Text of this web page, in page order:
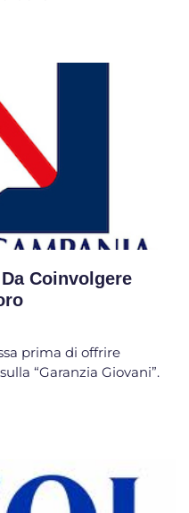
Coinvolgere
prima di offrire
“Garanzia Giovani”.